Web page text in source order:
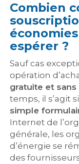
Combien
espérer ?
Sauf cas
opération
gratuite et
temps, il s’agit
simple
Internet de
générale, les
d’énergie se
des